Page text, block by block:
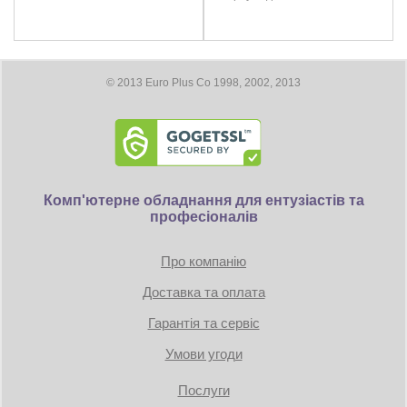
Длина видеокарты 208 мм
Требование к блоку питания:
© 2013 Euro Plus Co 1998, 2002, 2013
Комп'ютерне обладнання для ентузіастів та
професіоналів
Про компанію
Доставка та оплата
Гарантія та сервіс
Умови угоди
Послуги